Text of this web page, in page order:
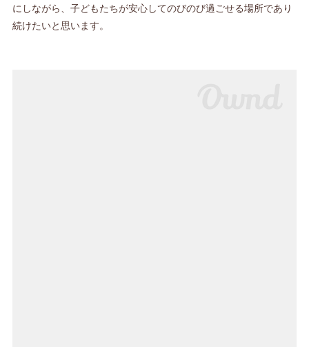
にしながら、子どもたちが安心してのびのび過ごせる場所であり
続けたいと思います。